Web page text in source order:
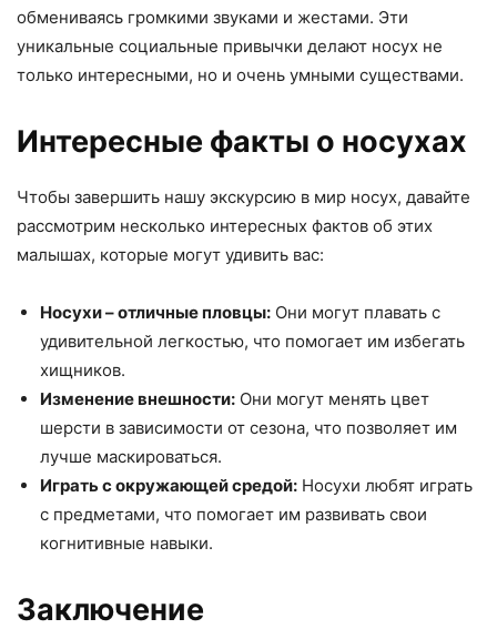
обмениваясь громкими звуками и жестами. Эти
уникальные социальные привычки делают носух не
только интересными, но и очень умными существами.
Интересные факты о носухах
Чтобы завершить нашу экскурсию в мир носух, давайте
рассмотрим несколько интересных фактов об этих
малышах, которые могут удивить вас:
Носухи – отличные пловцы: Они могут плавать с
удивительной легкостью, что помогает им избегать
хищников.
Изменение внешности: Они могут менять цвет
шерсти в зависимости от сезона, что позволяет им
лучше маскироваться.
Играть с окружающей средой: Носухи любят играть
с предметами, что помогает им развивать свои
когнитивные навыки.
Заключение